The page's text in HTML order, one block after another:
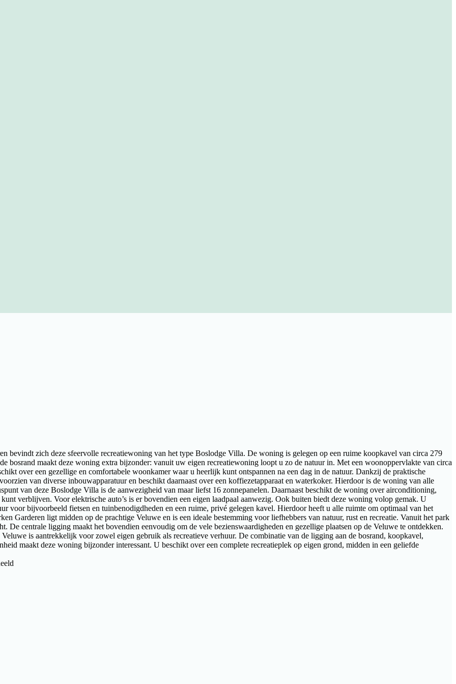
bevindt zich deze sfeervolle recreatiewoning van het type Boslodge Villa. De woning is gelegen op een ruime koopkavel van circa 279
bosrand maakt deze woning extra bijzonder: vanuit uw eigen recreatiewoning loopt u zo de natuur in. Met een woonoppervlakte van circa
over een gezellige en comfortabele woonkamer waar u heerlijk kunt ontspannen na een dag in de natuur. Dankzij de praktische
van diverse inbouwapparatuur en beschikt daarnaast over een koffiezetapparaat en waterkoker. Hierdoor is de woning van alle
van deze Boslodge Villa is de aanwezigheid van maar liefst 16 zonnepanelen. Daarnaast beschikt de woning over airconditioning,
verblijven. Voor elektrische auto’s is er bovendien een eigen laadpaal aanwezig. Ook buiten biedt deze woning volop gemak. U
voor bijvoorbeeld fietsen en tuinbenodigdheden en een ruime, privé gelegen kavel. Hierdoor heeft u alle ruimte om optimaal van het
Garderen ligt midden op de prachtige Veluwe en is een ideale bestemming voor liefhebbers van natuur, rust en recreatie. Vanuit het park
De centrale ligging maakt het bovendien eenvoudig om de vele bezienswaardigheden en gezellige plaatsen op de Veluwe te ontdekken.
is aantrekkelijk voor zowel eigen gebruik als recreatieve verhuur. De combinatie van de ligging aan de bosrand, koopkavel,
maakt deze woning bijzonder interessant. U beschikt over een complete recreatieplek op eigen grond, midden in een geliefde